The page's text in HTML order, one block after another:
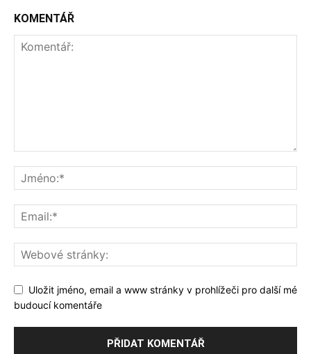
KOMENTÁŘ
Uložit jméno, email a www stránky v prohlížeči pro další mé
budoucí komentáře